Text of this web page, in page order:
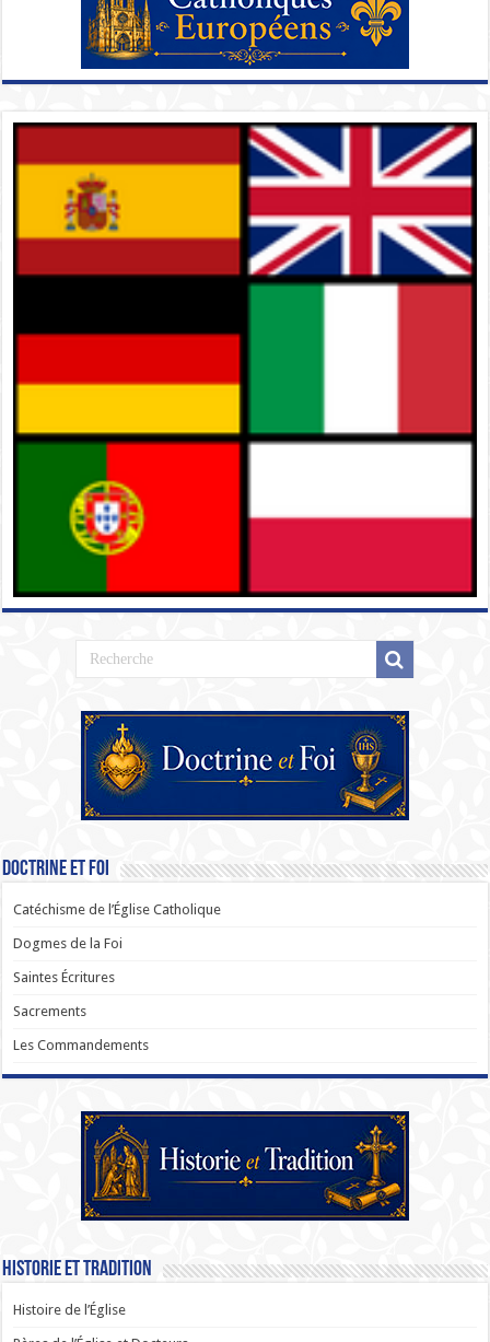
Doctrine et Foi
Catéchisme de l’Église Catholique
Dogmes de la Foi
Saintes Écritures
Sacrements
Les Commandements
Historie et Tradition
Histoire de l’Église